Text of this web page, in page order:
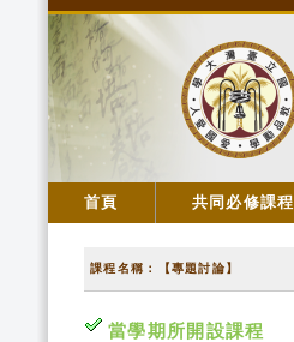
首頁 共同必修課程
課程名稱：【專題討論】
當學期所開設課程